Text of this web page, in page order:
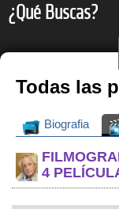
¿Qué Buscas?
Todas las
Biografia
4